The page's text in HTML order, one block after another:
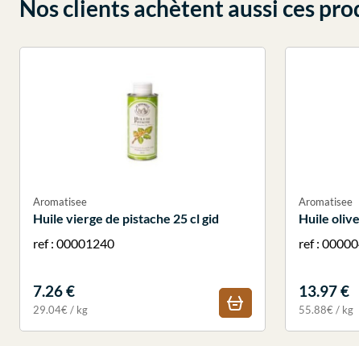
Nos clients achètent aussi ces
Aromatisee
Huile vierge de pistache 25 cl gid
ref : 00001240
7.26 €
29.04€ / kg
Aromatisee
Huile
ref :
13.97 €
55.88€ / kg